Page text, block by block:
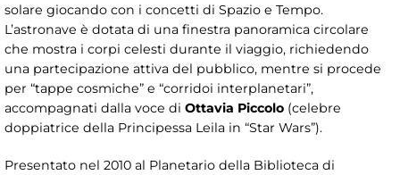
solare giocando con i concetti di Spazio e Tempo.
L’astronave è dotata di una finestra panoramica circolare
che mostra i corpi celesti durante il viaggio, richiedendo
una partecipazione attiva del pubblico, mentre si procede
per “tappe cosmiche” e “corridoi interplanetari”,
accompagnati dalla voce di Ottavia Piccolo (celebre
doppiatrice della Principessa Leila in “Star Wars”).
Presentato nel 2010 al Planetario della Biblioteca di